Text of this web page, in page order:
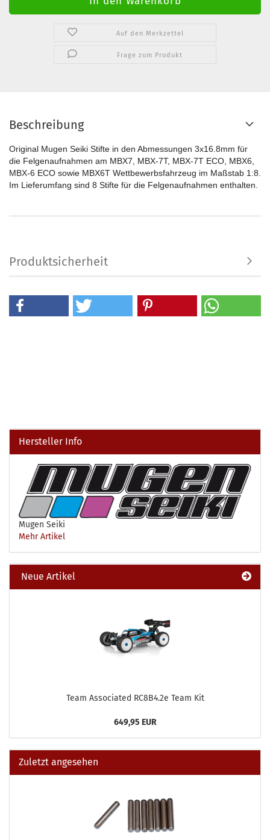
Auf den Merkzettel
Frage zum Produkt
Beschreibung
Original Mugen Seiki Stifte in den Abmessungen 3x16.8mm für
die Felgenaufnahmen am MBX7, MBX-7T, MBX-7T ECO, MBX6,
MBX-6 ECO sowie MBX6T Wettbewerbsfahrzeug im Maßstab 1:8.
Im Lieferumfang sind 8 Stifte für die Felgenaufnahmen enthalten.
Produktsicherheit
Hersteller Info
Mugen Seiki
Mehr Artikel
Neue Artikel
Team Associated RC8B4.2e Team Kit
649,95 EUR
Zuletzt angesehen